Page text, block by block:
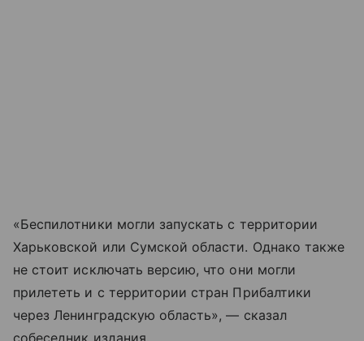
«Беспилотники могли запускать с территории
Харьковской или Сумской области. Однако также
не стоит исключать версию, что они могли
прилететь и с территории стран Прибалтики
через Ленинградскую область», — сказал